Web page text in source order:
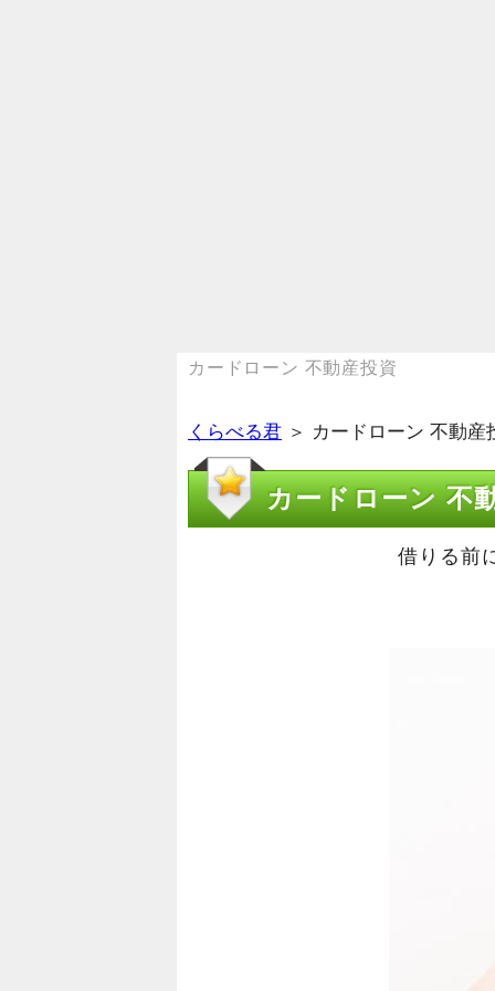
カードローン 不動産投資
くらべる君 ＞ カードローン 不動産
カードローン 不
借りる前